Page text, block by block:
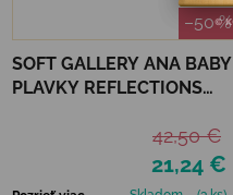
–50 %
SOFT GALLERY ANA BABY
PLAVKY REFLECTIONS
21,24 €
42,50 €